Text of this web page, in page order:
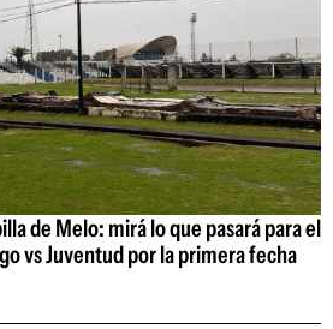
de Melo: mirá lo que pasará para el
vs Juventud por la primera fecha